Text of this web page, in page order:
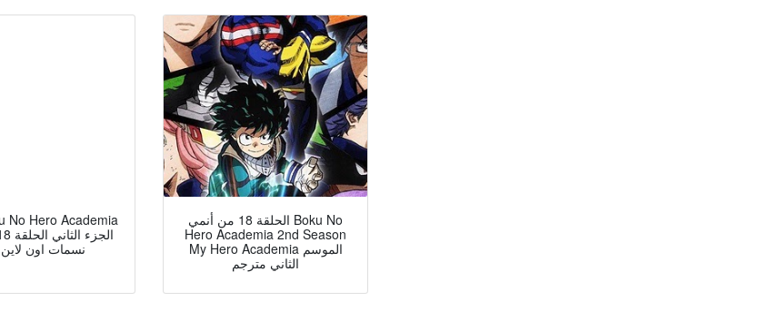
Hd نسمات اون لاين
الحلقة 18 من أنمي Boku No
Hero Academia 2nd Season
My Hero Academia الموسم
الثاني مترجم